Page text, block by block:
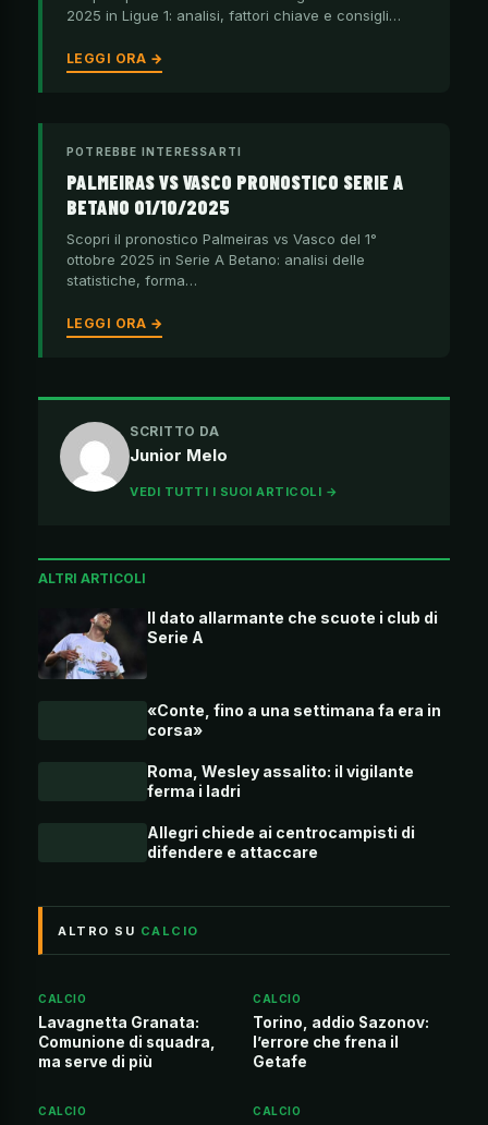
2025 in Ligue 1: analisi, fattori chiave e consigli…
LEGGI ORA →
POTREBBE INTERESSARTI
PALMEIRAS VS VASCO PRONOSTICO SERIE A
BETANO 01/10/2025
Scopri il pronostico Palmeiras vs Vasco del 1°
ottobre 2025 in Serie A Betano: analisi delle
statistiche, forma…
LEGGI ORA →
SCRITTO DA
Junior Melo
VEDI TUTTI I SUOI ARTICOLI →
ALTRI ARTICOLI
Il dato allarmante che scuote i club di
Serie A
«Conte, fino a una settimana fa era in
corsa»
Roma, Wesley assalito: il vigilante
ferma i ladri
Allegri chiede ai centrocampisti di
difendere e attaccare
ALTRO SU CALCIO
CALCIO
Lavagnetta Granata:
Comunione di squadra,
ma serve di più
CALCIO
Torino, addio Sazonov:
l’errore che frena il
Getafe
CALCIO CALCIO